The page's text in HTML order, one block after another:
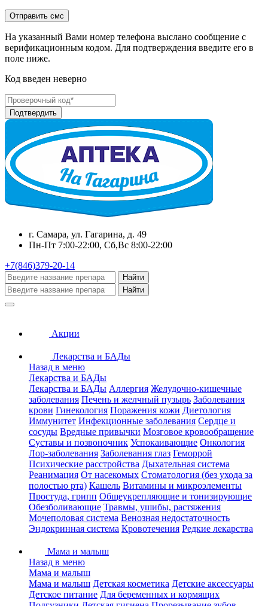
На указанный Вами номер телефона выслано сообщение с
верификационным кодом. Для подтверждения введите его в
поле ниже.
Код введен неверно
г. Самара, ул. Гагарина, д. 49
Пн-Пт 7:00-22:00, Сб,Вс 8:00-22:00
+7(846)379-20-14
Найти
Найти
Акции
Лекарства и БАДы
Назад в меню
Лекарства и БАДы
Лекарства и БАДы Аллергия Желудочно-кишечные
заболевания Печень и желчный пузырь Заболевания
крови Гинекология Поражения кожи Диетология
Иммунитет Инфекционные заболевания Сердце и
сосуды Вредные привычки Мозговое кровообращение
Суставы и позвоночник Успокаивающие Онкология
Лор-заболевания Заболевания глаз Геморрой
Психические расстройства Дыхательная система
Реанимация От насекомых Стоматология (без ухода за
полостью рта) Кашель Витамины и микроэлементы
Простуда, грипп Общеукрепляющие и тонизирующие
Обезболивающие Травмы, ушибы, растяжения
Мочеполовая система Венозная недостаточность
Эндокринная система Кровотечения Редкие лекарства
Мама и малыш
Назад в меню
Мама и малыш
Мама и малыш Детская косметика Детские аксессуары
Детское питание Для беременных и кормящих